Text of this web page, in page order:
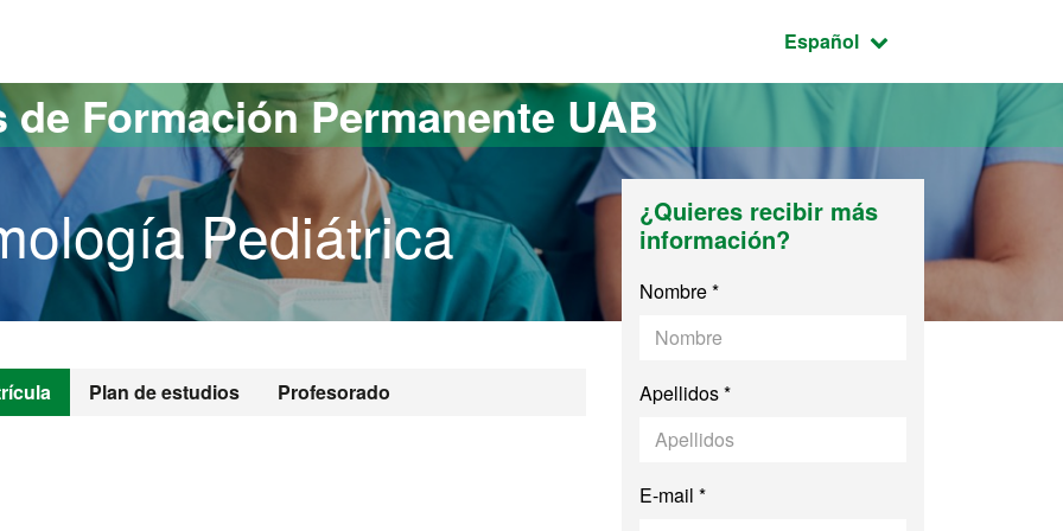
Idioma seleccionado:
Español
Formación Permanente UAB
Pediátrica
Plan de estudios Profesorado
¿Quieres recibir más
información?
Nombre *
Apellidos *
E-mail *